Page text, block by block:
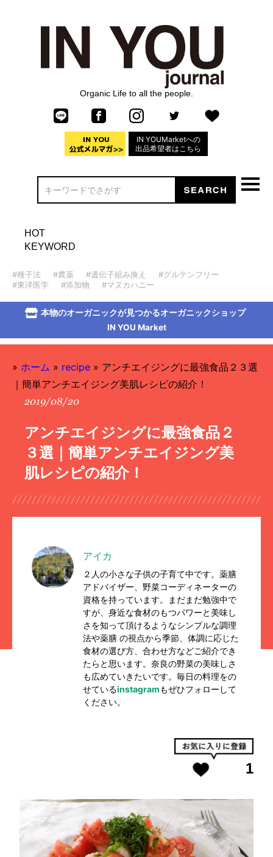
Organic Life to all the people.
IN YOUMarketへの
出品希望者はこちら
HOT
KEYWORD
#種子法 #農薬 #遺伝子組み換え
#グルテンフリー
#東洋医学
#添加物 #マヌカハニー
本物のオーガニックが見つかるオーガニックショップ
IN YOU Market
» ホーム » recipe » アンチエイジングに最強食品２３選
｜簡単アンチエイジング美肌レシピの紹介！
2019/08/20
アンチエイジングに最強食品２
３選｜簡単アンチエイジング美
肌レシピの紹介！
アイカ
２人の小さな子供の子育て中です。薬膳
アドバイザー、野菜コーディネーターの
資格を持っています。まだまだ勉強中で
すが、身近な食材のもつパワーと美味し
さを知って頂けるようなシンプルな調理
法や薬膳 の視点から季節、体調に応じた
食材の選び方、合わせ方などご紹介でき
たらと思います。奈良の野菜の美味しさ
も広めていきたいです。毎日の料理をの
せているinstagramもぜひフォローして
ください。
1